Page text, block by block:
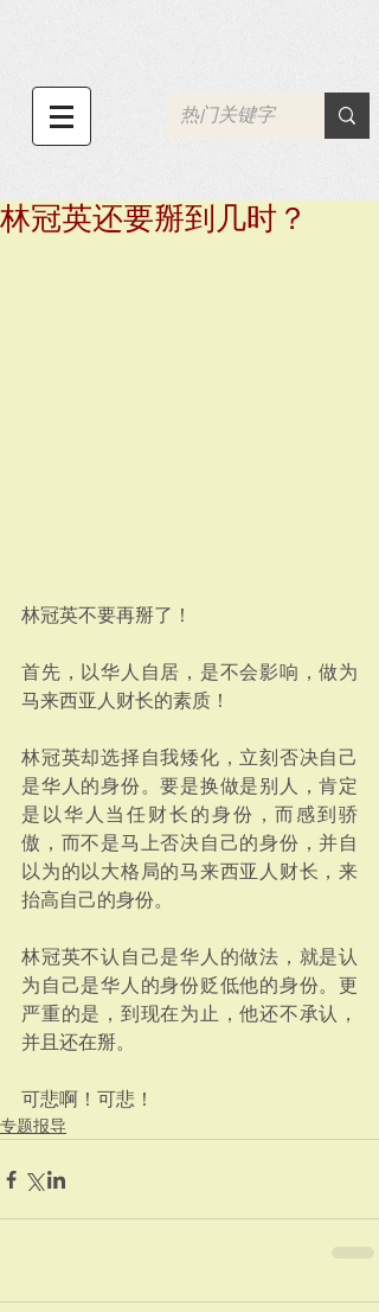
林冠英还要掰到几时？
林冠英不要再掰了！
首先，以华人自居，是不会影响，做为
马来西亚人财长的素质！
林冠英却选择自我矮化，立刻否决自己
是华人的身份。要是换做是别人，肯定
是以华人当任财长的身份，而感到骄
傲，而不是马上否决自己的身份，并自
以为的以大格局的马来西亚人财长，来
抬高自己的身份。
林冠英不认自己是华人的做法，就是认
为自己是华人的身份贬低他的身份。更
严重的是，到现在为止，他还不承认，
并且还在掰。
可悲啊！可悲！
专题报导